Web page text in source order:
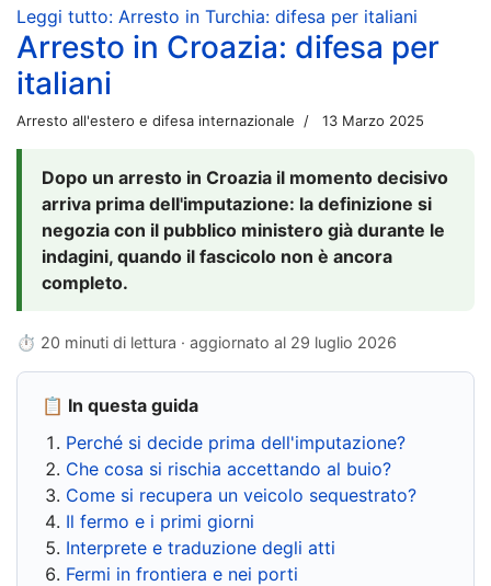
Leggi tutto: Arresto in Turchia: difesa per italiani
Arresto in Croazia: difesa per
italiani
Arresto all'estero e difesa internazionale 13 Marzo 2025
Dopo un arresto in Croazia il momento decisivo
arriva prima dell'imputazione: la definizione si
negozia con il pubblico ministero già durante le
indagini, quando il fascicolo non è ancora
completo.
⏱ 20 minuti di lettura · aggiornato al 29 luglio 2026
📋 In questa guida
Perché si decide prima dell'imputazione?
Che cosa si rischia accettando al buio?
Come si recupera un veicolo sequestrato?
Il fermo e i primi giorni
Interprete e traduzione degli atti
Fermi in frontiera e nei porti